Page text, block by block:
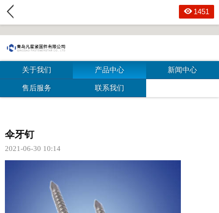
关于我们 产品中心 新闻中心
售后服务 联系我们
1451
伞牙钉
2021-06-30 10:14